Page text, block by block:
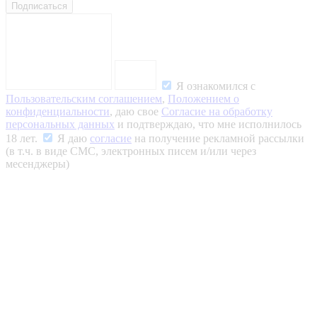
Подписаться
Я ознакомился с
Пользовательским соглашением, Положением о
конфиденциальности, даю свое Согласие на обработку
персональных данных и подтверждаю, что мне исполнилось
18 лет.
Я даю согласие на получение рекламной рассылки
(в т.ч. в виде СМС, электронных писем и/или через
месенджеры)